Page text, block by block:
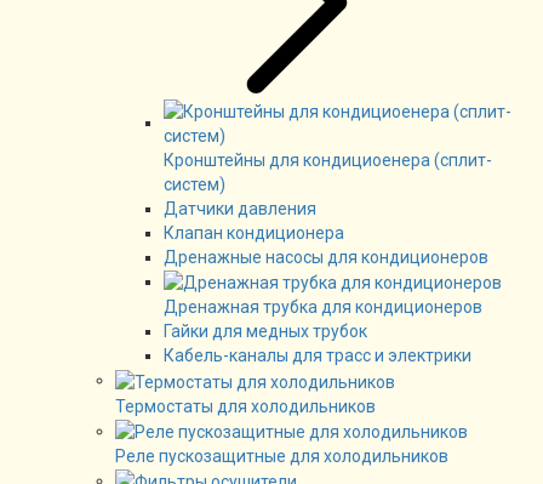
Кронштейны для кондициоенера (сплит-
систем)
Датчики давления
Клапан кондиционера
Дренажные насосы для кондиционеров
Дренажная трубка для кондиционеров
Гайки для медных трубок
Кабель-каналы для трасс и электрики
Термостаты для холодильников
Реле пускозащитные для холодильников